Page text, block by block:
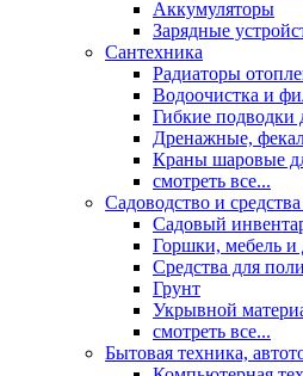
Аккумуляторы
Зарядные
Сантехника
Радиаторы
Водоочистка и
Гибкие подводки
Дренажные,
Краны шаровые
смотреть все...
Садоводство и
Садовый
Горшки, мебель и
Средства для
Грунт
Укрывной
смотреть все...
Бытовая техника,